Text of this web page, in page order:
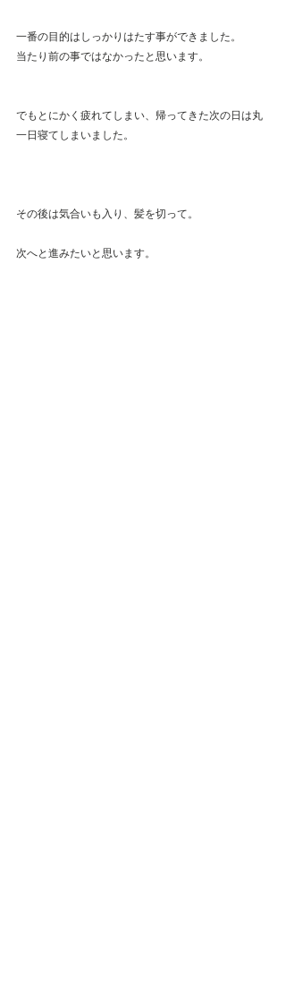
一番の目的はしっかりはたす事ができました。
当たり前の事ではなかったと思います。
でもとにかく疲れてしまい、帰ってきた次の日は丸
一日寝てしまいました。
その後は気合いも入り、髪を切って。
次へと進みたいと思います。